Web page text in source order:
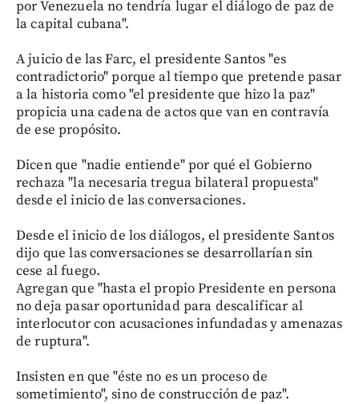
por Venezuela no tendría lugar el diálogo de paz de
la capital cubana".
A juicio de las Farc, el presidente Santos "es
contradictorio" porque al tiempo que pretende pasar
a la historia como "el presidente que hizo la paz"
propicia una cadena de actos que van en contravía
de ese propósito.
Dicen que "nadie entiende" por qué el Gobierno
rechaza "la necesaria tregua bilateral propuesta"
desde el inicio de las conversaciones.
Desde el inicio de los diálogos, el presidente Santos
dijo que las conversaciones se desarrollarían sin
cese al fuego.
Agregan que "hasta el propio Presidente en persona
no deja pasar oportunidad para descalificar al
interlocutor con acusaciones infundadas y amenazas
de ruptura".
Insisten en que "éste no es un proceso de
sometimiento", sino de construcción de paz".